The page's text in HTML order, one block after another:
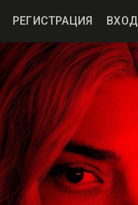
РЕГИСТРАЦИЯ ВХОД